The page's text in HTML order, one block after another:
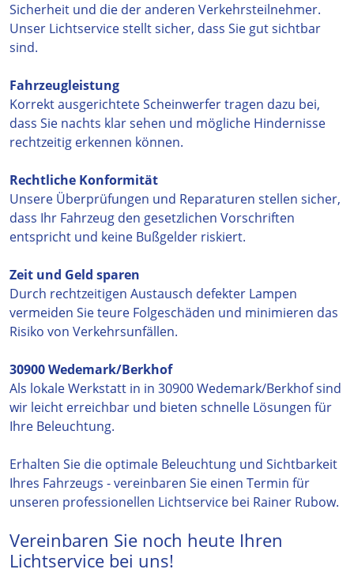
Sicherheit und die der anderen Verkehrsteilnehmer.
Unser Lichtservice stellt sicher, dass Sie gut sichtbar
sind.
Fahrzeugleistung
Korrekt ausgerichtete Scheinwerfer tragen dazu bei,
dass Sie nachts klar sehen und mögliche Hindernisse
rechtzeitig erkennen können.
Rechtliche Konformität
Unsere Überprüfungen und Reparaturen stellen sicher,
dass Ihr Fahrzeug den gesetzlichen Vorschriften
entspricht und keine Bußgelder riskiert.
Zeit und Geld sparen
Durch rechtzeitigen Austausch defekter Lampen
vermeiden Sie teure Folgeschäden und minimieren das
Risiko von Verkehrsunfällen.
30900 Wedemark/Berkhof
Als lokale Werkstatt in in 30900 Wedemark/Berkhof sind
wir leicht erreichbar und bieten schnelle Lösungen für
Ihre Beleuchtung.
Erhalten Sie die optimale Beleuchtung und Sichtbarkeit
Ihres Fahrzeugs - vereinbaren Sie einen Termin für
unseren professionellen Lichtservice bei Rainer Rubow.
Vereinbaren Sie noch heute Ihren
Lichtservice bei uns!